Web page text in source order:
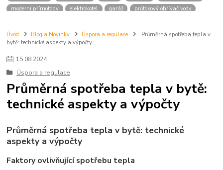
moderní přímotopy
elektrokotel garáž
průtokový ohřívač vody
infrapanely
ceny energie topení v bytě
topení elektřinou
topení plynem
nízkoenergetický přímotop
sdílení elektřiny z fve
Úvod Blog a Novinky Úspora a regulace
Průměrná spotřeba tepla v
bytě: technické aspekty a výpočty
15.08.2024
Úspora a regulace
Průměrná spotřeba tepla v bytě:
technické aspekty a výpočty
Průměrná spotřeba tepla v bytě: technické
aspekty a výpočty
Faktory ovlivňující spotřebu tepla